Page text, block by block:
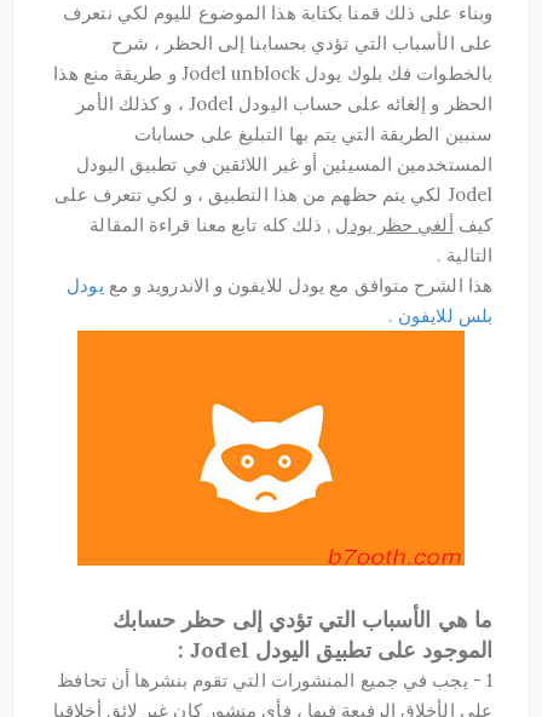
وبناء على ذلك قمنا بكتابة هذا الموضوع لليوم لكي نتعرف
على الأسباب التي تؤدي بحسابنا إلى الحظر ، شرح
بالخطوات فك بلوك يودل Jodel unblock و طريقة منع هذا
الحظر و إلغائه على حساب اليودل Jodel ، و كذلك الأمر
سنبين الطريقة التي يتم بها التبليغ على حسابات
المستخدمين المسيئين أو غير اللائقين في تطبيق اليودل
Jodel لكي يتم حظهم من هذا التطبيق ، و لكي تتعرف على
كيفألغي حظر يودل , ذلك كله تابع معنا قراءة المقالة
التالية .
هذا الشرح متوافق مع يودل للايفون و الاندرويد و مع يودل
بلس للايفون .
ما هي الأسباب التي تؤدي إلى حظر حسابك
الموجود على تطبيق اليودل Jodel :
1 - يجب في جميع المنشورات التي تقوم بنشرها أن تحافظ
على الأخلاق الرفيعة فيها ، فأي منشور كان غير لائق أخلاقيا